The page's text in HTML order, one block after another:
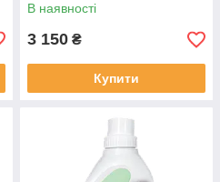
В наявності
3 150 ₴
Купити